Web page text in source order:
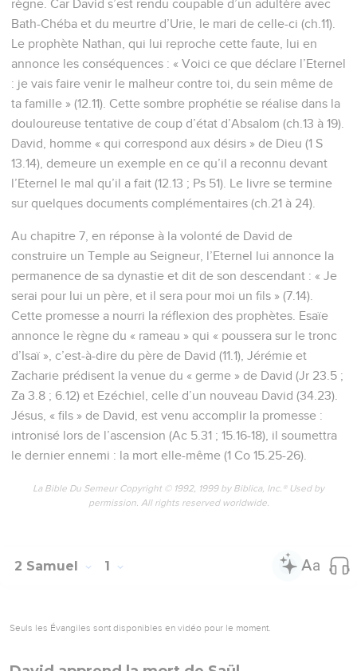
règne. Car David s’est rendu coupable d’un adultère avec
Bath-Chéba et du meurtre d’Urie, le mari de celle-ci (ch.11).
Le prophète Nathan, qui lui reproche cette faute, lui en
annonce les conséquences : « Voici ce que déclare l’Eternel
: je vais faire venir le malheur contre toi, du sein même de
ta famille » (12.11). Cette sombre prophétie se réalise dans la
douloureuse tentative de coup d’état d’Absalom (ch.13 à 19).
David, homme « qui correspond aux désirs » de Dieu (1 S
13.14), demeure un exemple en ce qu’il a reconnu devant
l’Eternel le mal qu’il a fait (12.13 ; Ps 51). Le livre se termine
sur quelques documents complémentaires (ch.21 à 24).
Au chapitre 7, en réponse à la volonté de David de
construire un Temple au Seigneur, l’Eternel lui annonce la
permanence de sa dynastie et dit de son descendant : « Je
serai pour lui un père, et il sera pour moi un fils » (7.14).
Cette promesse a nourri la réflexion des prophètes. Esaïe
annonce le règne du « rameau » qui « poussera sur le tronc
d’Isaï », c’est-à-dire du père de David (11.1), Jérémie et
Zacharie prédisent la venue du « germe » de David (Jr 23.5 ;
Za 3.8 ; 6.12) et Ezéchiel, celle d’un nouveau David (34.23).
Jésus, « fils » de David, est venu accomplir la promesse :
intronisé lors de l’ascension (Ac 5.31 ; 15.16-18), il soumettra
le dernier ennemi : la mort elle-même (1 Co 15.25-26).
La Bible Du Semeur Copyright © 1992, 1999 by Biblica, Inc.® Used by
permission. All rights reserved worldwide.
2 Samuel 1
Seuls les Évangiles sont disponibles en vidéo pour le moment.